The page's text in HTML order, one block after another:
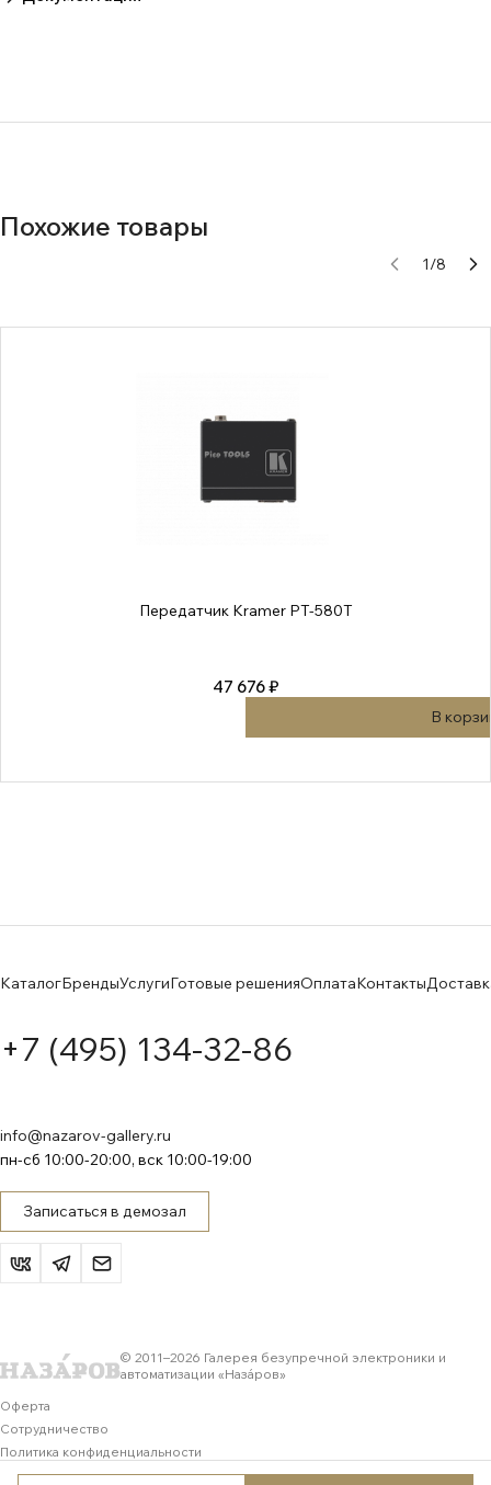
Похожие товары
1/8
Передатчик Kramer PT-580T
47 676 ₽
В
КаталогБрендыУслугиГотовые решенияОплатаКонтакты
+7 (495) 134-32-86
info@nazarov-gallery.ru
пн-сб 10:00-20:00, вск 10:00-19:00
Записаться в демозал
© 2011–2026 Галерея безупречной электроники и
автоматизации «Назáров»
Оферта
Сотрудничество
Политика конфиденциальности
Обработка персональных данных